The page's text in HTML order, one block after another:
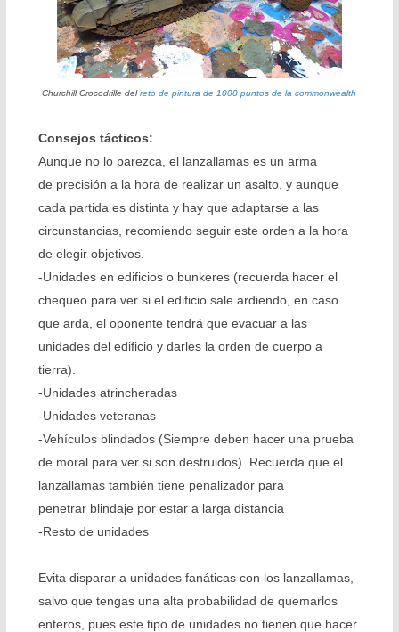
Churchill Crocodrille delreto de pintura de 1000 puntos de la commonwealth
Consejos tácticos:
Aunque no lo parezca, el lanzallamas es un arma
de precisión a la hora de realizar un asalto, y aunque
cada partida es distinta y hay que adaptarse a las
circunstancias, recomiendo seguir este orden a la hora
de elegir objetivos.
-Unidades en edificios o bunkeres (recuerda hacer el
chequeo para ver si el edificio sale ardiendo, en caso
que arda, el oponente tendrá que evacuar a las
unidades del edificio y darles la orden de cuerpo a
tierra).
-Unidades atrincheradas
-Unidades veteranas
-Vehículos blindados (Siempre deben hacer una prueba
de moral para ver si son destruidos). Recuerda que el
lanzallamas también tiene penalizador para
penetrar blindaje por estar a larga distancia
-Resto de unidades
Evita disparar a unidades fanáticas con los lanzallamas,
salvo que tengas una alta probabilidad de quemarlos
enteros, pues este tipo de unidades no tienen que hacer